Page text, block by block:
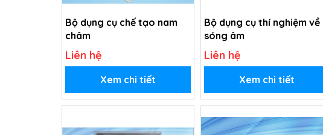
Bộ dụng cụ chế tạo nam
châm
Liên hệ
Xem chi tiết
Bộ dụng cụ thí nghiệm về
sóng âm
Liên hệ
Xem chi tiết